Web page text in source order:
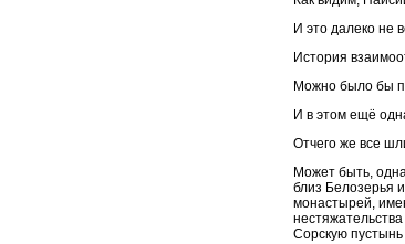
И это далеко не
История
Можно было бы
И в этом ещё
Отчего же все
Может быть,
близ Белозерья
монастырей,
Сорскую